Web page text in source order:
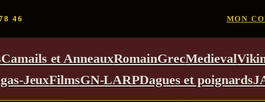
46 MON
Camails et AnneauxRomainGrecMedieval
JeuxFilmsGN-LARPDagues et poignards